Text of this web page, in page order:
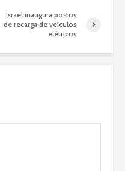
Israel inaugura postos
de recarga de veículos
elétricos